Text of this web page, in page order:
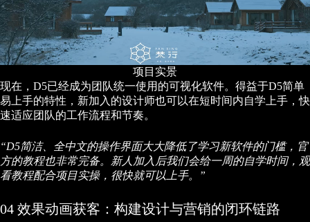
项目实景
现在，D5已经成为团队统一使用的可视化软件。得益于D5简单
易上手的特性，新加入的设计师也可以在短时间内自学上手，快
速适应团队的工作流程和节奏。
“D5简洁、全中文的操作界面大大降低了学习新软件的门槛，官
方的教程也非常完备。新人加入后我们会给一周的自学时间，观
看教程配合项目实操，很快就可以上手。”
04 效果动画获客：构建设计与营销的闭环链路